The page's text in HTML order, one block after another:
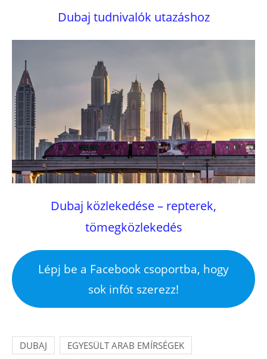
Dubaj tudnivalók utazáshoz
Dubaj közlekedése – repterek,
tömegközlekedés
Lépj be a Facebook csoportba, hogy
sok infót szerezz!
DUBAJ
EGYESÜLT ARAB EMÍRSÉGEK